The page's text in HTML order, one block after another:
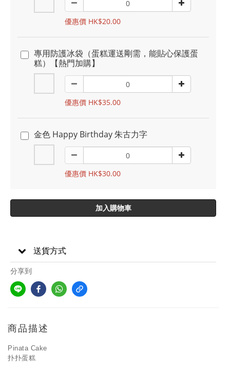
優惠價 HK$20.00
專用防護冰袋（蛋糕運送剛需，能貼心保護蛋
糕）【熱門加購】
優惠價 HK$35.00
金色 Happy Birthday 朱古力字
優惠價 HK$30.00
加入購物車
送貨方式
分享到
商品描述
Pinata Cake
扑扑蛋糕